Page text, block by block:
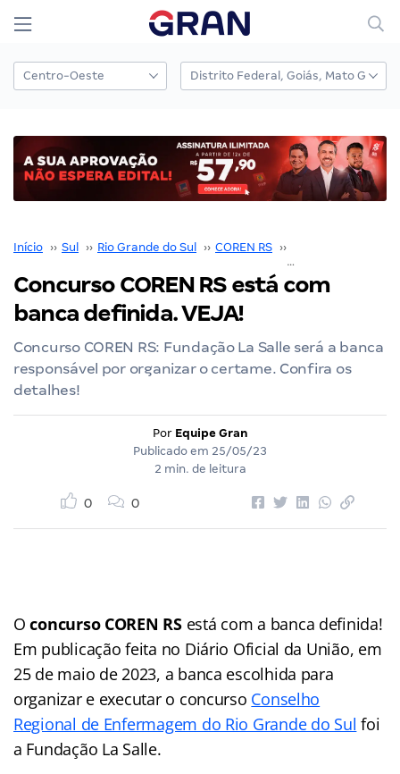
Início ›› Sul ›› Rio Grande do Sul ›› COREN RS ››
Concurso COREN RS está com
banca definida. VEJA!
Concurso COREN RS: Fundação La Salle será a banca
responsável por organizar o certame. Confira os
detalhes!
Por Equipe Gran
Publicado em 25/05/23
2 min. de leitura
0 0
Oconcurso COREN RSestá com a banca definida!
Em publicação feita no Diário Oficial da União, em
25 de maio de 2023, a banca escolhida para
organizar e executar o concurso Conselho
Regional de Enfermagem do Rio Grande do Sul foi
a Fundação La Salle.